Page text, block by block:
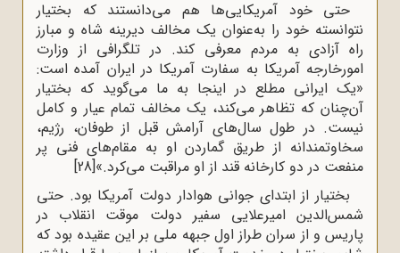
حتی خود آمریکایی‌‌ها هم می‌دانستند که بختیار
نتوانسته خود را به‌عنوان یک مخالف دیرینه شاه و مبارز
راه آزادی به مردم معرفی کند. در تلگرافى از وزارت
امورخارجه آمریکا به سفارت آمریکا در ایران آمده است:
«یک ایرانى مطلع در اینجا به ما مى‌گوید که بختیار
آن‌چنان که تظاهر مى‌کند، یک مخالف تمام عیار و کامل
نیست. در طول سال‌هاى آرامش قبل از طوفان، رژیم،
سخاوتمندانه از طریق گماردن او به مقام‌هاى فنى پر
منفعت در دو کارخانه قند از او مراقبت مى‌کرد.»[28]
بختیار از ابتدای جوانی هوادار دولت آمریکا بود. حتی
شمس‌الدین امیرعلایی سفیر دولت موقت انقلاب در
پاریس و از سران طراز اول جبهه ملی بر این عقیده بود که